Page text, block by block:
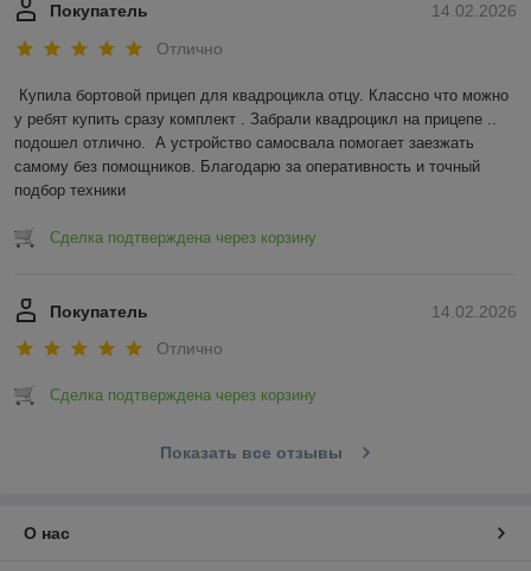
14.02.2026
Покупатель
Отлично
Купила бортовой прицеп для квадроцикла отцу. Классно что можно
у ребят купить сразу комплект . Забрали квадроцикл на прицепе ..
подошел отлично.  А устройство самосвала помогает заезжать
самому без помощников. Благодарю за оперативность и точный
подбор техники
Сделка подтверждена через корзину
14.02.2026
Покупатель
Отлично
Сделка подтверждена через корзину
Показать все отзывы
О нас